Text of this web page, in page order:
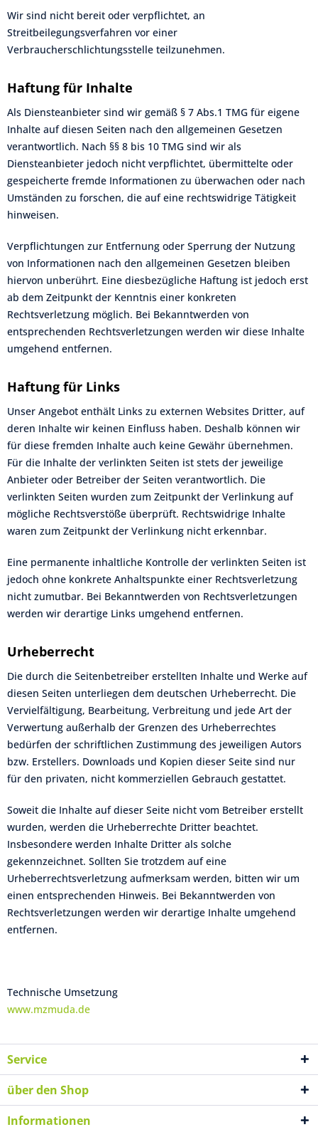
Wir sind nicht bereit oder verpflichtet, an
Streitbeilegungsverfahren vor einer
Verbraucherschlichtungsstelle teilzunehmen.
Haftung für Inhalte
Als Diensteanbieter sind wir gemäß § 7 Abs.1 TMG für eigene
Inhalte auf diesen Seiten nach den allgemeinen Gesetzen
verantwortlich. Nach §§ 8 bis 10 TMG sind wir als
Diensteanbieter jedoch nicht verpflichtet, übermittelte oder
gespeicherte fremde Informationen zu überwachen oder nach
Umständen zu forschen, die auf eine rechtswidrige Tätigkeit
hinweisen.
Verpflichtungen zur Entfernung oder Sperrung der Nutzung
von Informationen nach den allgemeinen Gesetzen bleiben
hiervon unberührt. Eine diesbezügliche Haftung ist jedoch erst
ab dem Zeitpunkt der Kenntnis einer konkreten
Rechtsverletzung möglich. Bei Bekanntwerden von
entsprechenden Rechtsverletzungen werden wir diese Inhalte
umgehend entfernen.
Haftung für Links
Unser Angebot enthält Links zu externen Websites Dritter, auf
deren Inhalte wir keinen Einfluss haben. Deshalb können wir
für diese fremden Inhalte auch keine Gewähr übernehmen.
Für die Inhalte der verlinkten Seiten ist stets der jeweilige
Anbieter oder Betreiber der Seiten verantwortlich. Die
verlinkten Seiten wurden zum Zeitpunkt der Verlinkung auf
mögliche Rechtsverstöße überprüft. Rechtswidrige Inhalte
waren zum Zeitpunkt der Verlinkung nicht erkennbar.
Eine permanente inhaltliche Kontrolle der verlinkten Seiten ist
jedoch ohne konkrete Anhaltspunkte einer Rechtsverletzung
nicht zumutbar. Bei Bekanntwerden von Rechtsverletzungen
werden wir derartige Links umgehend entfernen.
Urheberrecht
Die durch die Seitenbetreiber erstellten Inhalte und Werke auf
diesen Seiten unterliegen dem deutschen Urheberrecht. Die
Vervielfältigung, Bearbeitung, Verbreitung und jede Art der
Verwertung außerhalb der Grenzen des Urheberrechtes
bedürfen der schriftlichen Zustimmung des jeweiligen Autors
bzw. Erstellers. Downloads und Kopien dieser Seite sind nur
für den privaten, nicht kommerziellen Gebrauch gestattet.
Soweit die Inhalte auf dieser Seite nicht vom Betreiber erstellt
wurden, werden die Urheberrechte Dritter beachtet.
Insbesondere werden Inhalte Dritter als solche
gekennzeichnet. Sollten Sie trotzdem auf eine
Urheberrechtsverletzung aufmerksam werden, bitten wir um
einen entsprechenden Hinweis. Bei Bekanntwerden von
Rechtsverletzungen werden wir derartige Inhalte umgehend
entfernen.
Technische Umsetzung
www.mzmuda.de
Service
über den Shop
Informationen